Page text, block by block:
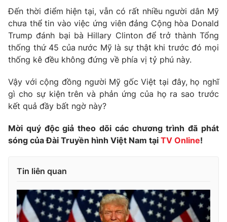
Thế giới đó đây
Câu chuyện quốc tế
Tài chính
Thị trường
Góc doanh nghiệp
Dữ liệu và đời sống
Truyền hình
Hậu trường
Nhân vật
Khán giả
Giải trí
Điện ảnh
Âm nhạc
Sao
Đời sống
Du lịch
Chất lượng cuộc sống
Giáo dục
Công nghệ
Hitech Công nghệ tương lai
Sản phẩm
Giao lưu trực tuyến
Đến thời điểm hiện tại, vẫn có rất nhiều người dân Mỹ
chưa thể tin vào việc ứng viên đảng Cộng hòa Donald
Trump đánh bại bà Hillary Clinton để trở thành Tổng
thống thứ 45 của nước Mỹ là sự thật khi trước đó mọi
thống kê đều không đứng về phía vị tỷ phú này.
Vậy với cộng đồng người Mỹ gốc Việt tại đây, họ nghĩ
gì cho sự kiện trên và phản ứng của họ ra sao trước
kết quả đầy bất ngờ này?
Mời quý độc giả theo dõi các chương trình đã phát
sóng của Đài Truyền hình Việt Nam tại TV Online!
Tin liên quan